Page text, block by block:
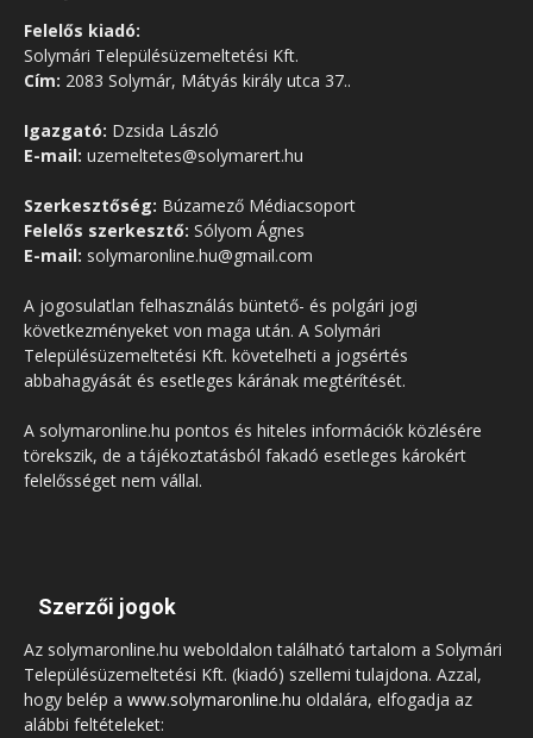
Felelős kiadó:
Solymári Településüzemeltetési Kft.
Cím: 2083 Solymár, Mátyás király utca 37..
Igazgató: Dzsida László
E-mail: uzemeltetes@solymarert.hu
Szerkesztőség: Búzamező Médiacsoport
Felelős szerkesztő: Sólyom Ágnes
E-mail: solymaronline.hu@gmail.com
A jogosulatlan felhasználás büntető- és polgári jogi
következményeket von maga után. A Solymári
Településüzemeltetési Kft. követelheti a jogsértés
abbahagyását és esetleges kárának megtérítését.
A solymaronline.hu pontos és hiteles információk közlésére
törekszik, de a tájékoztatásból fakadó esetleges károkért
felelősséget nem vállal.
Szerzői jogok
Az solymaronline.hu weboldalon található tartalom a Solymári
Településüzemeltetési Kft. (kiadó) szellemi tulajdona. Azzal,
hogy belép a www.solymaronline.hu oldalára, elfogadja az
alábbi feltételeket: